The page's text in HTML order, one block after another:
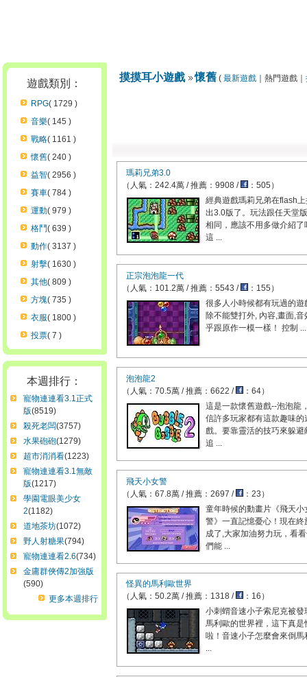
遊戲類別：
RPG( 1729 )
音樂( 145 )
戰略( 1161 )
懷舊( 240 )
益智( 2956 )
賽車( 784 )
運動( 979 )
格鬥( 639 )
動作( 3137 )
射擊( 1630 )
其他( 809 )
方塊( 735 )
衣服( 1800 )
投票( 7 )
本週排行：
寵物連連看3.1正式
版(8519)
殺死老闆(3757)
水果砲砲(1279)
超市消消看(1223)
寵物連連看3.1無敵
版(1217)
學園電眼美少女
2(1182)
道地茶坊(1072)
野人射糖果(794)
寵物連連看2.6(734)
金庸群俠傳2加強版
(590)
更多本週排行
摸摸耳小遊戲 懷舊 (最新遊戲 ｜熱門遊戲｜
瑪莉兄弟3.0
（人氣：242.4萬 / 推薦：9908 /
：505）
經典遊戲瑪莉兄弟在flash上
出3.0版了。玩法跟任天堂
相同，應該不用多做介紹了
這 ...
正宗泡泡龍一代
（人氣：101.2萬 / 推薦：5543 /
：155）
很多人小時候都有玩過的遊
除不能雙打外, 內容,畫面,音
乎跟原作一模一樣！ 控制 ...
泡泡龍2
（人氣：70.5萬 / 推薦：6622 /
：64）
這是一款懷舊遊戲--泡泡龍
信許多玩家都有這款趣味的
戲。要靠靈活的技巧來躲避
追 ...
飛天小女警
（人氣：67.8萬 / 推薦：2697 /
：23）
童年時候的動畫片《飛天小
警》一直記憶憂心！現在終
成了,大家加油努力玩，看
們能 ...
怪異的馬利歐世界
（人氣：50.2萬 / 推薦：1318 /
：16）
小刺蝟音速小子索尼克被發
馬利歐的世界裡，這下真是
啦！音速小子怎麼會來倒馬
...